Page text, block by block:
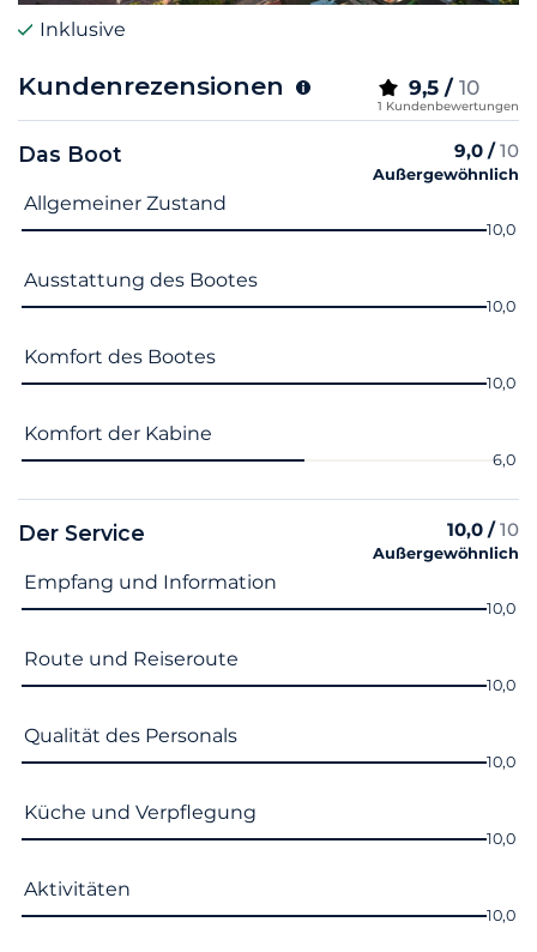
Inklusive
Kundenrezensionen 9,5 / 10
1 Kundenbewertungen
Das Boot 9,0 /10
Außergewöhnlich
Name des Kriteriums
Allgemeiner Zustand
10,0
Ausstattung des Bootes
10,0
Komfort des Bootes
10,0
Komfort der Kabine
6,0
Der Service 10,0 /10
Außergewöhnlich
Name des Kriteriums Note
Empfang und Information
10,0
Route und Reiseroute
10,0
Qualität des Personals
10,0
Küche und Verpflegung
10,0
Aktivitäten
10,0